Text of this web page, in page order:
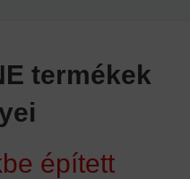
termékek
épített